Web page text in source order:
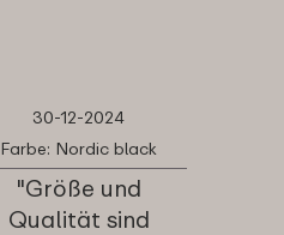
30-12-2024
Farbe: Nordic black
"Größe und
Qualität sind